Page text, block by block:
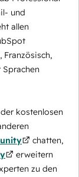
und
allen
Französisch,
kostenlosen
chatten,
erweitern
zu den